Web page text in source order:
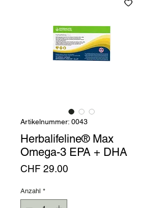
Artikelnummer: 0043
Herbalifeline® Max
Omega-3 EPA + DHA
CHF 29.00
Anzahl *